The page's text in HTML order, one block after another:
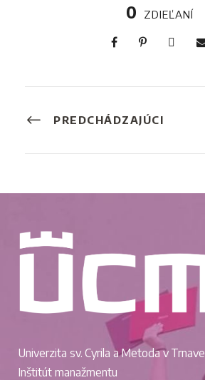
0 ZDIEĽANÍ
PREDCHÁDZAJÚCI
Univerzita sv. Cyrila a Metoda v Trnave
Inštitút manažmentu